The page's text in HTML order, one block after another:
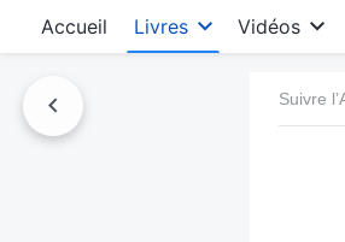
Accueil Livres Vidéos
Suivre